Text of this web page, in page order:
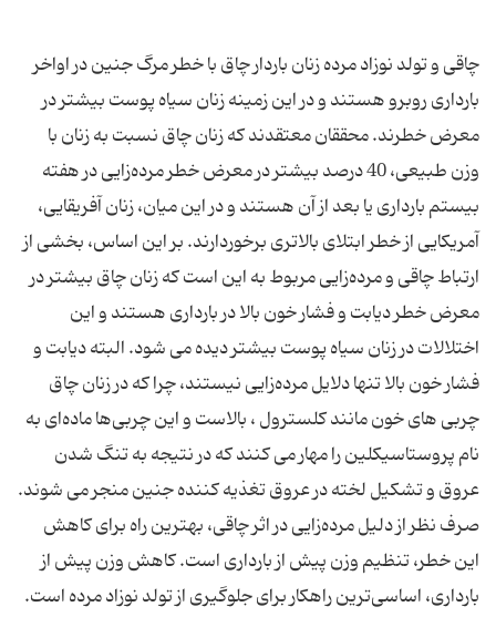
چاقی و تولد نوزاد مرده زنان باردار چاق با خطر مرگ جنین در اواخر
بارداری روبرو هستند و در این زمینه زنان سیاه پوست بیشتر در
معرض خطرند. محققان معتقدند كه زنان چاق نسبت به زنان با
وزن طبیعی، 40 درصد بیشتر در معرض خطر مرده‌زایی در هفته
بیستم بارداری یا بعد از آن هستند و در این میان، زنان آفریقایی،
آمریكایی از خطر ابتلای بالاتری برخوردارند. بر این اساس، بخشی از
ارتباط چاقی و مرده‌زایی مربوط به این است كه زنان چاق بیشتر در
معرض خطر دیابت و فشار خون بالا در بارداری هستند و این
اختلالات در زنان سیاه پوست بیشتر دیده می ‌شود. البته دیابت و
فشار خون بالا تنها دلایل مرده‌زایی نیستند، چرا كه در زنان چاق
چربی های خون مانند كلسترول ، بالاست و این چربی‌ها ماده‌ای به
نام پروستاسیكلین را مهار می‌ كنند كه در نتیجه به تنگ شدن
عروق و تشكیل لخته در عروق تغذیه ‌كننده جنین منجر می ‌شوند.
صرف نظر از دلیل مرده‌زایی در اثر چاقی، بهترین راه برای كاهش
این خطر، تنظیم وزن پیش از بارداری است. كاهش وزن پیش از
بارداری، اساسی‌ترین راهكار برای جلوگیری از تولد نوزاد مرده است.